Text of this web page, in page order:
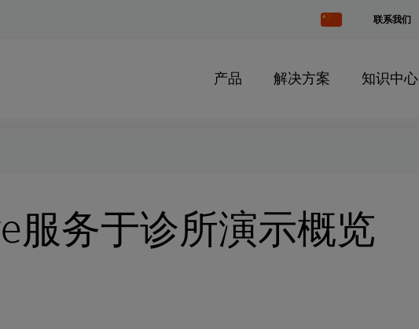
Change
Country
联系我们
产品 解决方案 知识中心
服务于诊所演示概览